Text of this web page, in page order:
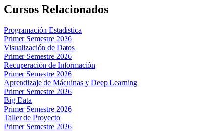
Cursos Relacionados
Programación Estadística
Primer Semestre 2026
Visualización de Datos
Primer Semestre 2026
Recuperación de Información
Primer Semestre 2026
Aprendizaje de Máquinas y Deep Learning
Primer Semestre 2026
Big Data
Primer Semestre 2026
Taller de Proyecto
Primer Semestre 2026